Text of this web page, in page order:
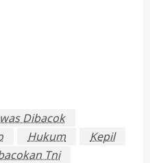
Dibacok
Hukum
Kepil
Tni